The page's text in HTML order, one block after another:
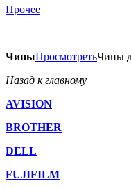
Прочее
ЧипыПросмотретьЧипы
Назад к главному
AVISION
BROTHER
DELL
FUJIFILM